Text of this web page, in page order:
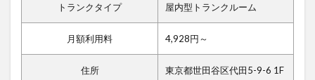
トランクタイプ 屋内型トランクルーム
月額利用料 4,928円～
住所 東京都世田谷区代田5-9-6 1F